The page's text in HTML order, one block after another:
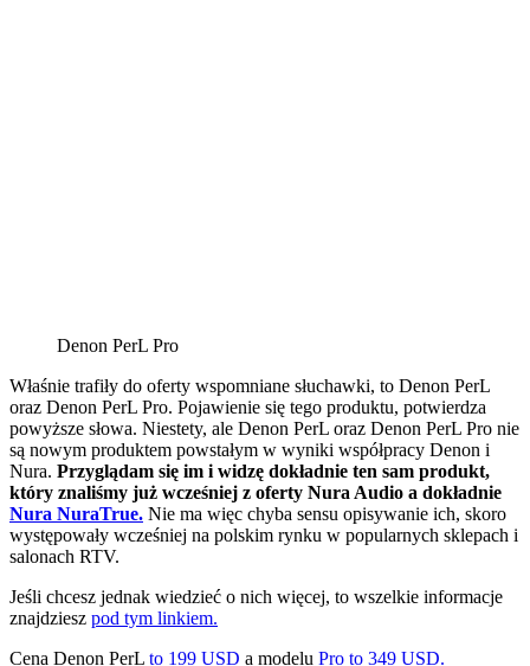
Denon PerL Pro
Właśnie trafiły do oferty wspomniane słuchawki, to Denon PerL
oraz Denon PerL Pro. Pojawienie się tego produktu, potwierdza
powyższe słowa. Niestety, ale Denon PerL oraz Denon PerL Pro nie
są nowym produktem powstałym w wyniki współpracy Denon i
Nura. Przyglądam się im i widzę dokładnie ten sam produkt,
który znaliśmy już wcześniej z oferty Nura Audio a dokładnie
Nura NuraTrue. Nie ma więc chyba sensu opisywanie ich, skoro
występowały wcześniej na polskim rynku w popularnych sklepach i
salonach RTV.
Jeśli chcesz jednak wiedzieć o nich więcej, to wszelkie informacje
znajdziesz pod tym linkiem.
Cena Denon PerL to 199 USD a modelu Pro to 349 USD.